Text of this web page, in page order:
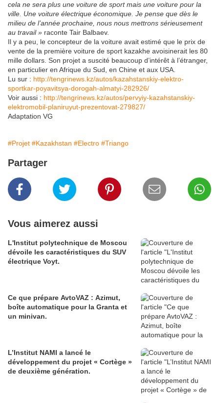
cela ne sera plus une voiture de sport mais une voiture pour la
ville. Une voiture électrique économique. Je pense que dès le
milieu de l’année prochaine, nous nous mettrons sérieusement
au travail » raconte Tair Balbaev.
Il y a peu, le concepteur de la voiture avait estimé que le prix de
vente de la première voiture de sport kazakhe avoisinerait les 80
mille dollars. Son projet a suscité beaucoup d’intérêt à l’étranger,
en particulier en Afrique du Sud, en Chine et aux USA.
Lu sur : http://tengrinews.kz/autos/kazahstanskiy-elektro-
sportkar-poyavitsya-dorogah-almatyi-282926/
Voir aussi : http://tengrinews.kz/autos/pervyiy-kazahstanskiy-
elektromobil-planiruyut-prezentovat-279827/
Adaptation VG
#Projet #Kazakhstan #Electro #Triango
Partager
Vous aimerez aussi
L'Institut polytechnique de Moscou
dévoile les caractéristiques du SUV
électrique Voyt.
Ce que prépare AvtoVAZ : Azimut,
boîte automatique pour la Granta et
un minivan.
L’Institut NAMI a lancé le
développement du projet « Cortège »
de deuxième génération.